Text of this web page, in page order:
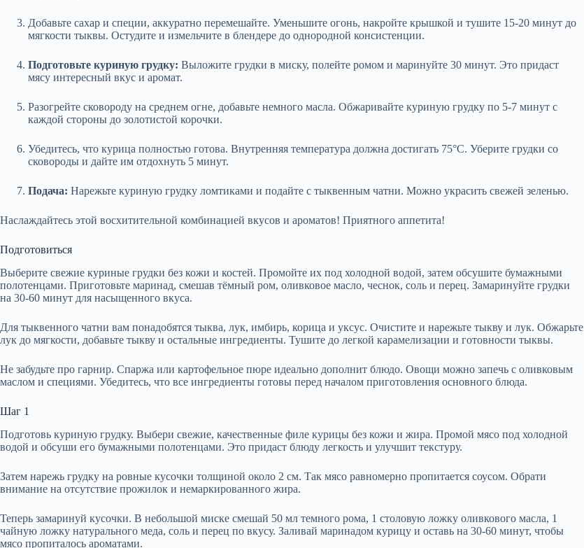
Добавьте сахар и специи, аккуратно перемешайте. Уменьшите огонь, накройте крышкой и тушите 15-20 минут до
мягкости тыквы. Остудите и измельчите в блендере до однородной консистенции.
Подготовьте куриную грудку: Выложите грудки в миску, полейте ромом и маринуйте 30 минут. Это придаст
мясу интересный вкус и аромат.
Разогрейте сковороду на среднем огне, добавьте немного масла. Обжаривайте куриную грудку по 5-7 минут с
каждой стороны до золотистой корочки.
Убедитесь, что курица полностью готова. Внутренняя температура должна достигать 75°C. Уберите грудки со
сковороды и дайте им отдохнуть 5 минут.
Подача: Нарежьте куриную грудку ломтиками и подайте с тыквенным чатни. Можно украсить свежей зеленью.
Наслаждайтесь этой восхитительной комбинацией вкусов и ароматов! Приятного аппетита!
Подготовиться
Выберите свежие куриные грудки без кожи и костей. Промойте их под холодной водой, затем обсушите бумажными
полотенцами. Приготовьте маринад, смешав тёмный ром, оливковое масло, чеснок, соль и перец. Замаринуйте грудки
на 30-60 минут для насыщенного вкуса.
Для тыквенного чатни вам понадобятся тыква, лук, имбирь, корица и уксус. Очистите и нарежьте тыкву и лук. Обжарьте
лук до мягкости, добавьте тыкву и остальные ингредиенты. Тушите до легкой карамелизации и готовности тыквы.
Не забудьте про гарнир. Спаржа или картофельное пюре идеально дополнит блюдо. Овощи можно запечь с оливковым
маслом и специями. Убедитесь, что все ингредиенты готовы перед началом приготовления основного блюда.
Шаг 1
Подготовь куриную грудку. Выбери свежие, качественные филе курицы без кожи и жира. Промой мясо под холодной
водой и обсуши его бумажными полотенцами. Это придаст блюду легкость и улучшит текстуру.
Затем нарежь грудку на ровные кусочки толщиной около 2 см. Так мясо равномерно пропитается соусом. Обрати
внимание на отсутствие прожилок и немаркированного жира.
Теперь замаринуй кусочки. В небольшой миске смешай 50 мл темного рома, 1 столовую ложку оливкового масла, 1
чайную ложку натурального меда, соль и перец по вкусу. Заливай маринадом курицу и оставь на 30-60 минут, чтобы
мясо пропиталось ароматами.